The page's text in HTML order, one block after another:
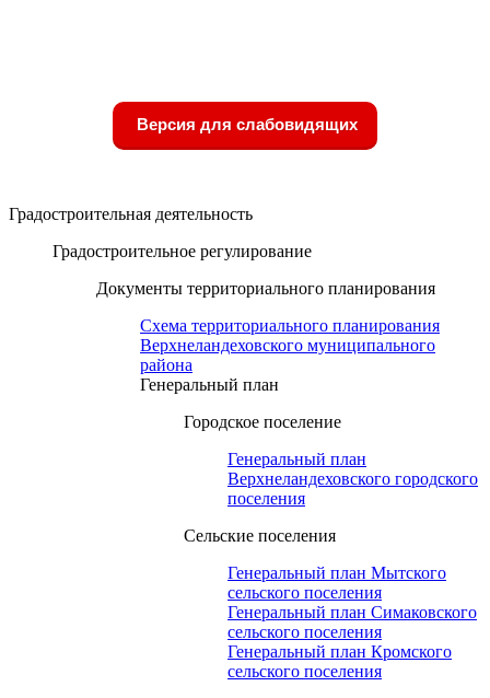
Версия для слабовидящих
Градостроительная деятельность
Градостроительное регулирование
Документы территориального планирования
Схема территориального планирования
Верхнеландеховского муниципального
района
Генеральный план
Городское поселение
Генеральный план
Верхнеландеховского городского
поселения
Сельские поселения
Генеральный план Мытского
сельского поселения
Генеральный план Симаковского
сельского поселения
Генеральный план Кромского
сельского поселения